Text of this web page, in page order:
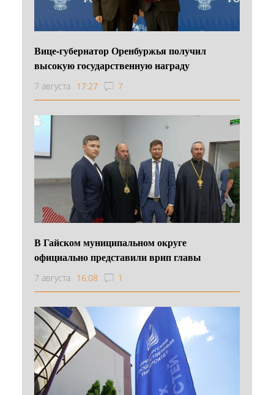
Вице-губернатор Оренбуржья получил
высокую государственную награду
7 августа 17:27 7
В Гайском муниципальном округе
официально представили врип главы
7 августа 16:08 1